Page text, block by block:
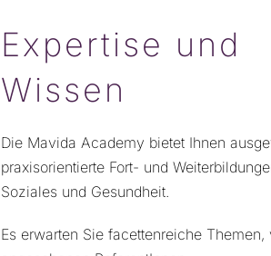
Expertise und
Wissen
Die Mavida Academy bietet Ihnen
praxisorientierte Fort- und
Soziales und Gesundheit.
Es erwarten Sie facettenreiche Themen,